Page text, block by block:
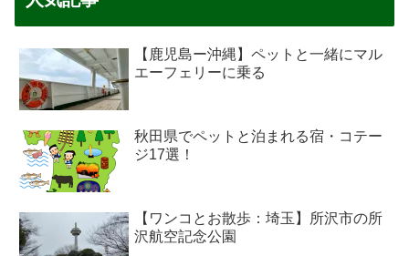
【鹿児島ー沖縄】ペットと一緒にマル
エーフェリーに乗る
秋田県でペットと泊まれる宿・コテー
ジ17選！
【ワンコとお散歩：埼玉】所沢市の所
沢航空記念公園